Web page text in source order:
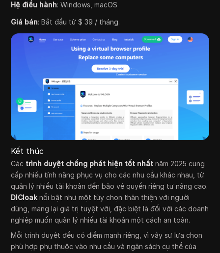
Hệ điều hành: Windows, macOS
Giá bán: Bắt đầu từ $ 39 / tháng.
Kết thúc
Các trình duyệt chống phát hiện tốt nhất năm 2025 cung
cấp nhiều tính năng phục vụ cho các nhu cầu khác nhau, từ
quản lý nhiều tài khoản đến bảo vệ quyền riêng tư nâng cao.
DICloak nổi bật như một tùy chọn thân thiện với người
dùng, mang lại giá trị tuyệt vời, đặc biệt là đối với các doanh
nghiệp muốn quản lý nhiều tài khoản một cách an toàn.
Mỗi trình duyệt đều có điểm mạnh riêng, vì vậy sự lựa chọn
phù hợp phụ thuộc vào nhu cầu và ngân sách cụ thể của